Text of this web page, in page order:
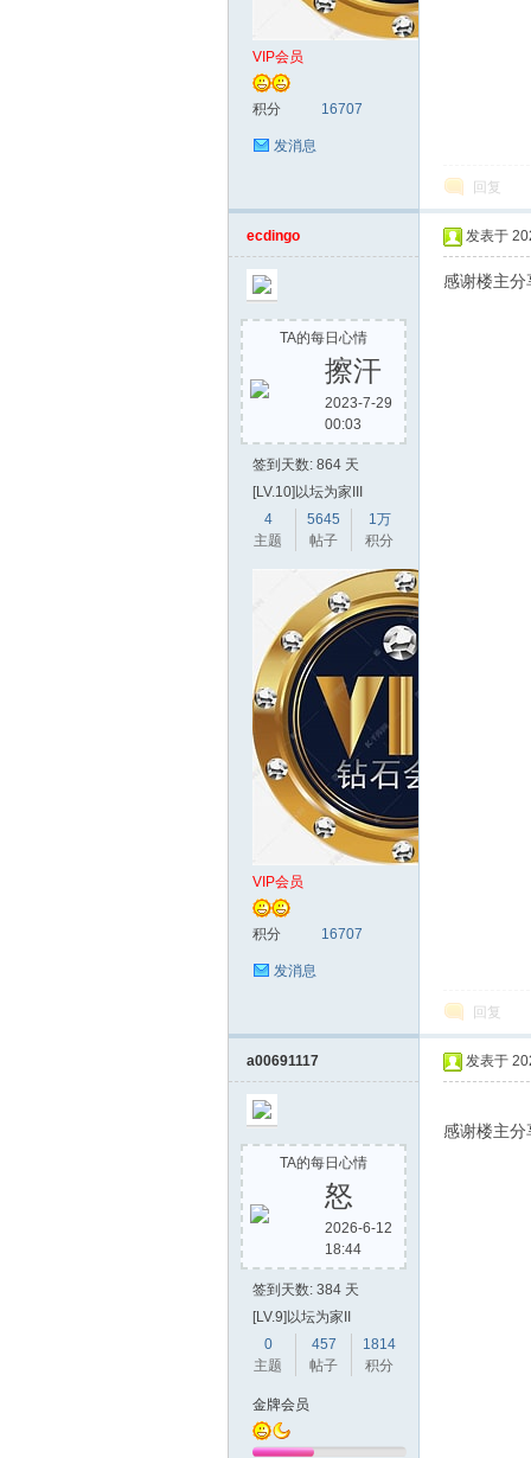
机
VIP会员
积分 16707
发消息
回复
ecdingo
TA的每日心情
擦汗
2023-7-29
00:03
签到天数: 864 天
[LV.10]以坛为家III
4
主题
5645
帖子
1万
积分
VIP会员
积分 16707
发消息
发表于
感谢楼主分
回复
a00691117
TA的每日心情
怒
2026-6-12
18:44
签到天数: 384 天
[LV.9]以坛为家II
0
主题
457
帖子
1814
积分
金牌会员
发表于
感谢楼主分